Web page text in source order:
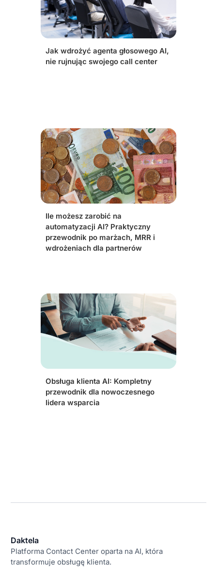
Jak wdrożyć agenta głosowego AI,
nie rujnując swojego call center
Ile możesz zarobić na
automatyzacji AI? Praktyczny
przewodnik po marżach, MRR i
wdrożeniach dla partnerów
Obsługa klienta AI: Kompletny
przewodnik dla nowoczesnego
lidera wsparcia
Daktela
Platforma Contact Center oparta na AI, która
transformuje obsługę klienta.